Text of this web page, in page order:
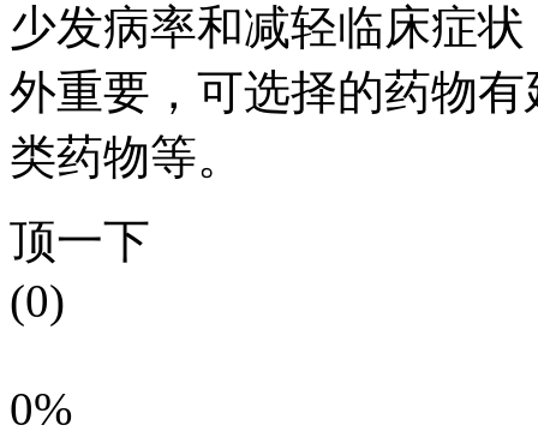
少发病率和减轻临床症
外重要，可选择的药物
类药物等。
顶一下
(0)
0%